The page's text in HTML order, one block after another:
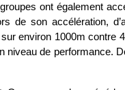
ont également
de son accélération,
environ 1000m
niveau de